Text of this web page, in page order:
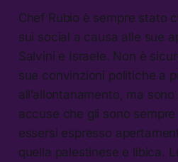
Chef Rubio è sempre stato
sui social a causa alle sue
Salvini e Israele. Non è
sue convinzioni politiche a
all’allontanamento, ma
accuse che gli sono
essersi espresso
quella palestinese e libica.